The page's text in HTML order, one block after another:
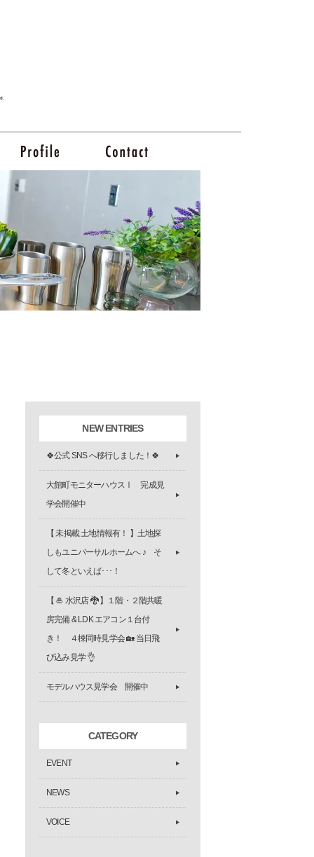
NEW ENTRIES
🍀公式 SNS へ移行しました！🍀
大館町モニターハウスⅠ 完成見
学会開催中
【 未掲載 土地情報有！ 】土地探
しもユニバーサルホームへ ♪ そ
して冬といえば･･･！
【 🎍 水沢店 🐉 】１階・２階共暖
房完備 & LDK エアコン１台付
き！ ４棟同時見学会 🏡 当日飛
び込み見学 👌
モデルハウス見学会 開催中
CATEGORY
EVENT
NEWS
VOICE